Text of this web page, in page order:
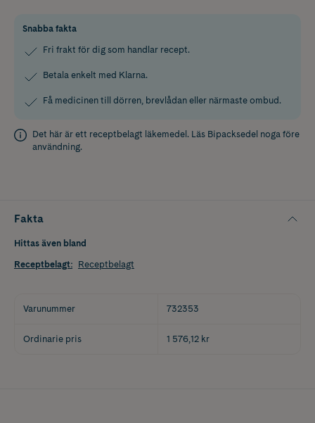
Snabba fakta
Fri frakt för dig som handlar recept.
Betala enkelt med Klarna.
Få medicinen till dörren, brevlådan eller närmaste ombud.
Det här är ett receptbelagt läkemedel. Läs Bipacksedel noga före
användning.
Fakta
Hittas även bland
Receptbelagt: Receptbelagt
Varunummer 732353
Ordinarie pris 1 576,12 kr